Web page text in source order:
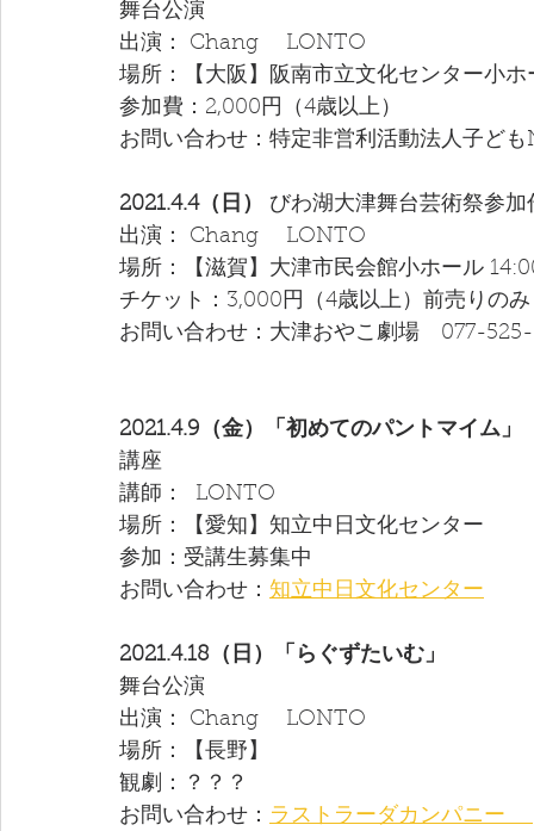
舞台公演
出演： Chang　 LONTO
場所：【大阪】阪南市立文化センター小ホ
参加費：2,000円（4歳以上）
お問い合わせ：特定非営利活動法人子ど
2021.4.4（日）
びわ湖大津舞台芸術祭参加
出演： Chang　 LONTO
場所：【滋賀】大津市民会館小ホール
チケット：3,000円（4歳以上）前売りのみ
お問い合わせ：大津おやこ劇場　077-
2021.4.9（金）「初めてのパントマイム」
講座
講師：  LONTO
場所：【愛知】知立中日文化センター
参加：受講生募集中
お問い合わせ： 知立中日文化センター
2021.4.18（日）「らぐずたいむ」
舞台公演
出演： Chang　 LONTO
場所：【長野】
観劇：？？？
お問い合わせ： ラストラーダカンパニー